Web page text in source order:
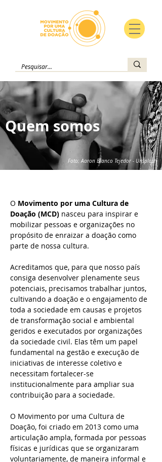
Quem somos
Foto: Aaron Blanco Tejedor - Unsplash
O Movimento por uma Cultura de
Doação (MCD) nasceu para inspirar e
mobilizar pessoas e organizações no
propósito de enraizar a doação como
parte de nossa cultura.
Acreditamos que, para que nosso país
consiga desenvolver plenamente seus
potenciais, precisamos trabalhar juntos,
cultivando a doação e o engajamento de
toda a sociedade em causas e projetos
de transformação social e ambiental
geridos e executados por organizações
da sociedade civil. Elas têm um papel
fundamental na gestão e execução de
iniciativas de interesse coletivo e
necessitam fortalecer-se
institucionalmente para ampliar sua
contribuição para a sociedade.
O Movimento por uma Cultura de
Doação, foi criado em 2013 como uma
articulação ampla, formada por pessoas
físicas e jurídicas que se organizaram
voluntariamente, de maneira informal e